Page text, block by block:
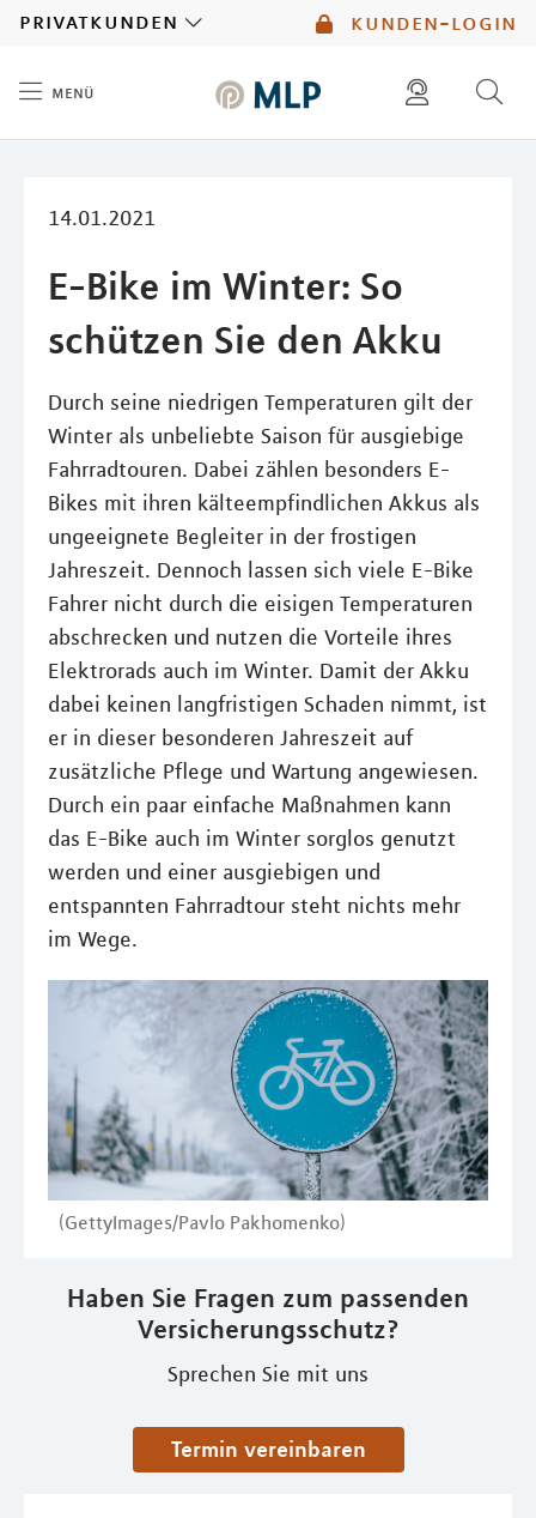
kunden-login
privatkunden
menü
14.01.2021
E-Bike im Winter: So
schützen Sie den Akku
Durch seine niedrigen Temperaturen gilt der
Winter als unbeliebte Saison für ausgiebige
Fahrradtouren. Dabei zählen besonders E-
Bikes mit ihren kälteempfindlichen Akkus als
ungeeignete Begleiter in der frostigen
Jahreszeit. Dennoch lassen sich viele E-Bike
Fahrer nicht durch die eisigen Temperaturen
abschrecken und nutzen die Vorteile ihres
Elektrorads auch im Winter. Damit der Akku
dabei keinen langfristigen Schaden nimmt, ist
er in dieser besonderen Jahreszeit auf
zusätzliche Pflege und Wartung angewiesen.
Durch ein paar einfache Maßnahmen kann
das E-Bike auch im Winter sorglos genutzt
werden und einer ausgiebigen und
entspannten Fahrradtour steht nichts mehr
im Wege.
(GettyImages/Pavlo Pakhomenko)
Haben Sie Fragen zum passenden
Versicherungsschutz?
Sprechen Sie mit uns
Termin vereinbaren